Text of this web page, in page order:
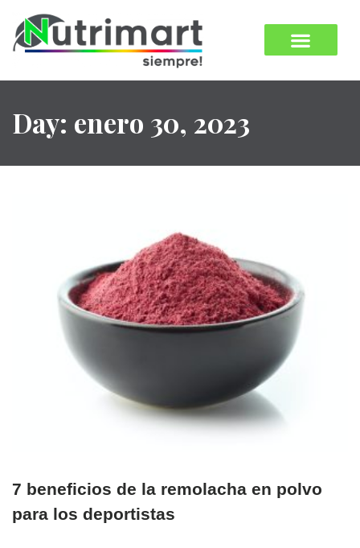
Day: enero 30, 2023
7 beneficios de la remolacha en polvo
para los deportistas